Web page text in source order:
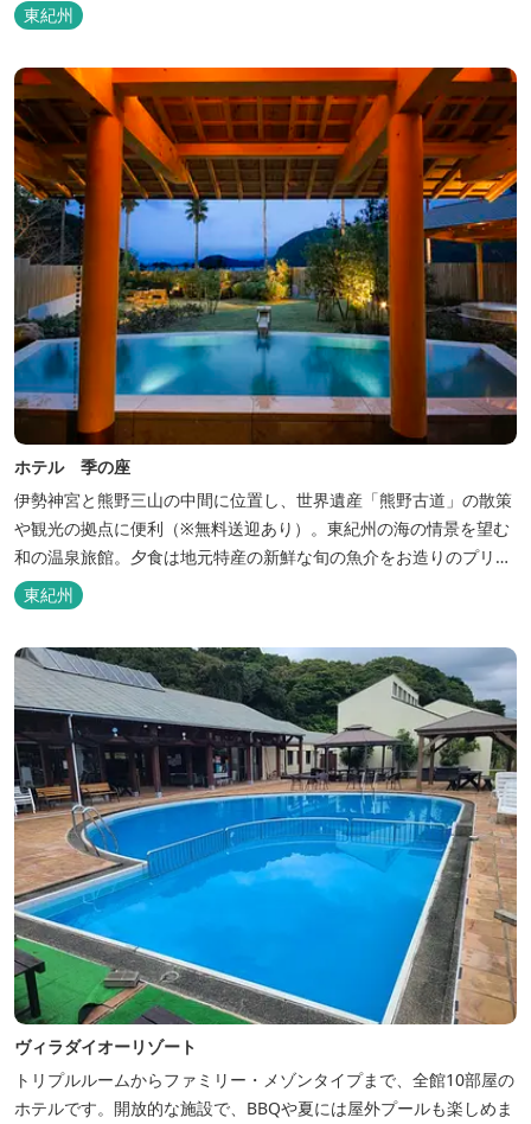
の方にも安心の施設と管理体制を整えています。目の前に広がる海
で、釣り、磯遊び、シーカヤックなど、様々な遊びが楽しめます。
東紀州
ホテル 季の座
伊勢神宮と熊野三山の中間に位置し、世界遺産「熊野古道」の散策
や観光の拠点に便利（※無料送迎あり）。東紀州の海の情景を望む
和の温泉旅館。夕食は地元特産の新鮮な旬の魚介をお造りのプリフ
ィックが人気の会席料理で。お好みの干物を炭火焼で楽しむ朝食バ
イキングが好評です。お仲間同士、そしてご家族で、さまざまな寛
ぎの時間をお楽しみください。 「きほく千年温泉」を自家源泉とし
た温泉大浴場棟には男女別に内湯...
東紀州
ヴィラダイオーリゾート
トリプルルームからファミリー・メゾンタイプまで、全館10部屋の
ホテルです。開放的な施設で、BBQや夏には屋外プールも楽しめま